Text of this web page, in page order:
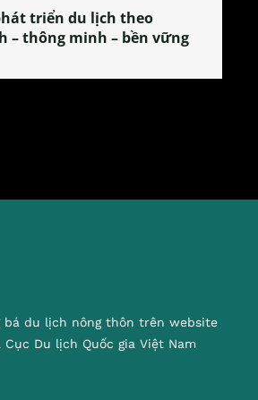
triển du lịch theo
– thông minh – bền vững
bá du lịch nông thôn trên website
Du lịch Quốc gia Việt Nam